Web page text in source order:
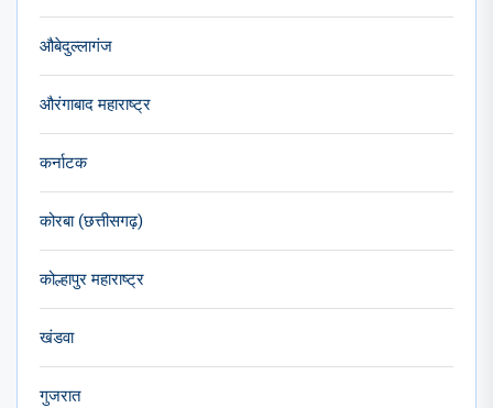
औबेदुल्लागंज
औरंगाबाद महाराष्ट्र
कर्नाटक
कोरबा (छत्तीसगढ़)
कोल्हापुर महाराष्ट्र
खंडवा
गुजरात